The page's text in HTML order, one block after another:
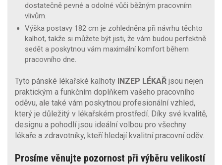
dostatečně pevné a odolné vůči běžným pracovním
vlivům.
Výška postavy 182 cm je zohledněna při návrhu těchto
kalhot, takže si můžete být jisti, že vám budou perfektně
sedět a poskytnou vám maximální komfort během
pracovního dne.
Tyto pánské lékařské kalhoty INZEP LÉKAŘ jsou nejen
praktickým a funkčním doplňkem vašeho pracovního
oděvu, ale také vám poskytnou profesionální vzhled,
který je důležitý v lékařském prostředí. Díky své kvalitě,
designu a pohodlí jsou ideální volbou pro všechny
lékaře a zdravotníky, kteří hledají kvalitní pracovní oděv.
Prosíme věnujte pozornost při výběru velikostí